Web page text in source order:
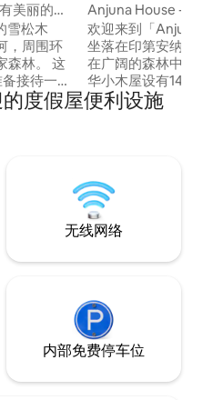
美丽的景
雪松木
，周围环
。 这
接待一大
人的河景
Anjuna House -
假屋
欢迎来到「
坐落在印第安纳州
在广阔的森林中。
华小木屋设有14英
方英尺的露台！
探索，室外淋浴间
或探索！
度假屋便利设施
无线网络
内部免费停车位